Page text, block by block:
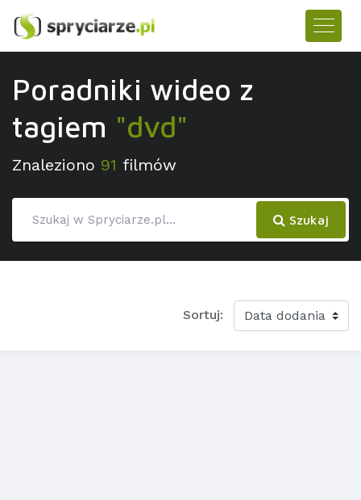
Poradniki wideo z
tagiem "dvd"
Znaleziono 91 filmów
Szukaj
Sortuj: